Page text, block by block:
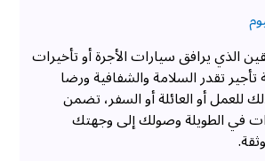
الذي يرافق سيارات الأجرة أو تأخيرات
تقدر السلامة والشفافية ورضا
للعمل أو العائلة أو السفر، تضمن
في الطويلة وصولك إلى وجهتك